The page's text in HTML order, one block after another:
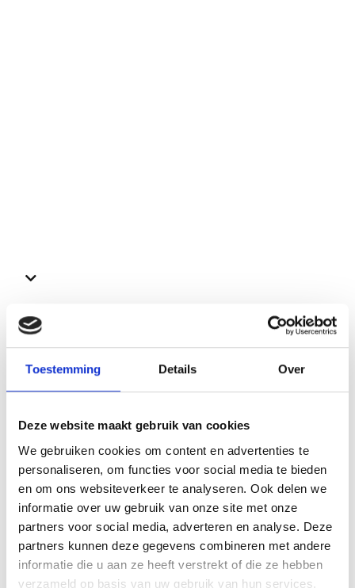
Toestemming Details Over
Deze website maakt gebruik van cookies
We gebruiken cookies om content en advertenties te
personaliseren, om functies voor social media te bieden
en om ons websiteverkeer te analyseren. Ook delen we
informatie over uw gebruik van onze site met onze
partners voor social media, adverteren en analyse. Deze
partners kunnen deze gegevens combineren met andere
informatie die u aan ze heeft verstrekt of die ze hebben
verzameld op basis van uw gebruik van hun services.
Bekijk ook deze proefschriften